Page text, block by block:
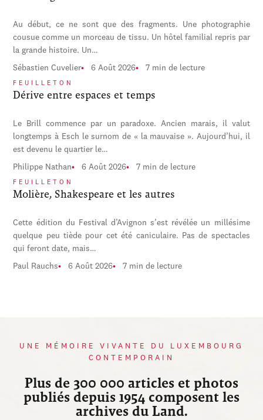
Au début, ce ne sont que des fragments. Une photographie
cousue comme un morceau de tissu. Un hôtel familial repris par
la grande histoire. Un…
Sébastien Cuvelier 6 Août 2026 7 min de lecture
FEUILLETON
Dérive entre espaces et temps
Le Brill commence par un paradoxe. Ancien marais, il valut
longtemps à Esch le surnom de « la mauvaise ». Aujourd’hui, il
est devenu le quartier le…
Philippe Nathan 6 Août 2026 7 min de lecture
FEUILLETON
Molière, Shakespeare et les autres
Cette édition du Festival d’Avignon s’est révélée un millésime
quelque peu tiède pour cet été caniculaire. Pas de spectacles
qui feront date, mais…
Paul Rauchs 6 Août 2026 7 min de lecture
UNE MÉMOIRE VIVANTE DU LUXEMBOURG
CONTEMPORAIN
Plus de 300 000 articles et photos
publiés depuis 1954 composent les
archives du Land.